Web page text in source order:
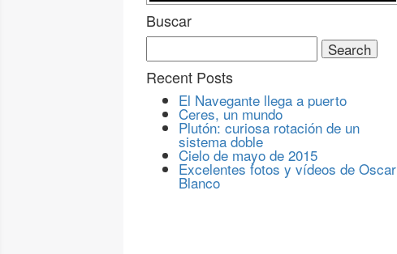
Buscar
Search
for:
Recent Posts
El Navegante llega a puerto
Ceres, un mundo
Plutón: curiosa rotación de un
sistema doble
Cielo de mayo de 2015
Excelentes fotos y vídeos de Oscar
Blanco